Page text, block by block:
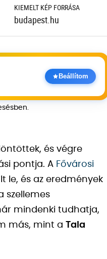
KIEMELT KÉP FORRÁSA
budapest.hu
Beállítom
és végre
pontja. A Fővárosi
le, és az eredmények
szellemes
mindenki tudhatja,
más, mint a Tala